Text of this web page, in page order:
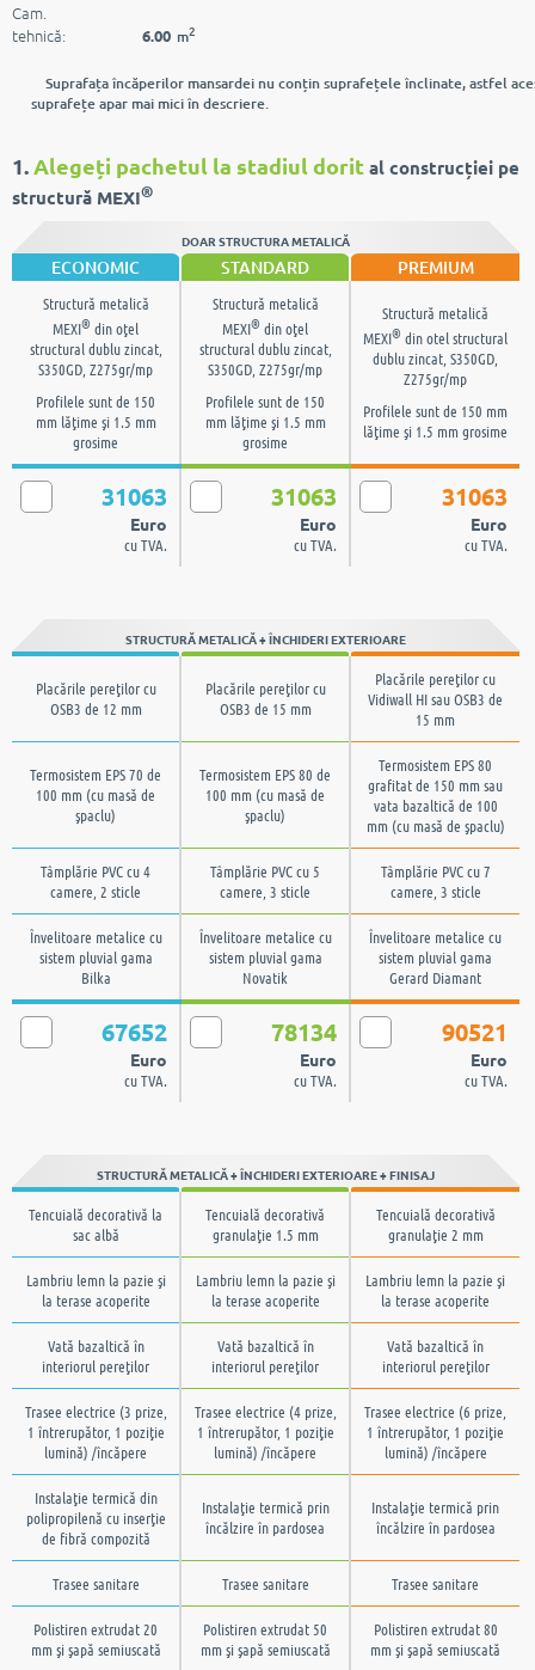
Cam.
tehnică:
6.00 m2
Suprafața încăperilor mansardei nu conțin suprafețele înclinate, astfel
suprafețe apar mai mici în descriere.
1.Alegeți pachetul la stadiul dorit al construcției pe
structură MEXI®
DOAR STRUCTURA METALICĂ
ECONOMIC STANDARD PREMIUM
Structură metalică
MEXI® din oţel
structural dublu zincat,
S350GD, Z275gr/mp
Profilele sunt de 150
mm lăţime şi 1.5 mm
grosime
Structură metalică
MEXI® din oţel
structural dublu zincat,
S350GD, Z275gr/mp
Profilele sunt de 150
mm lăţime şi 1.5 mm
grosime
Structură metalică
MEXI® din otel structural
dublu zincat, S350GD,
Z275gr/mp
Profilele sunt de 150 mm
lăţime şi 1.5 mm grosime
31063
Euro
cu TVA.
31063
Euro
cu TVA.
31063
Euro
cu TVA.
STRUCTURĂ METALICĂ + ÎNCHIDERI EXTERIOARE
Placările pereţilor cu
OSB3 de 12 mm
Placările pereţilor cu
OSB3 de 15 mm
Placările pereţilor cu
Vidiwall HI sau OSB3 de
15 mm
Termosistem EPS 70 de
100 mm (cu masă de
şpaclu)
Termosistem EPS 80 de
100 mm (cu masă de
şpaclu)
Termosistem EPS 80
grafitat de 150 mm sau
vata bazaltică de 100
mm (cu masă de şpaclu)
Tâmplărie PVC cu 4
camere, 2 sticle
Tâmplărie PVC cu 5
camere, 3 sticle
Tâmplărie PVC cu 7
camere, 3 sticle
Învelitoare metalice cu
sistem pluvial gama
Bilka
Învelitoare metalice cu
sistem pluvial gama
Novatik
Învelitoare metalice cu
sistem pluvial gama
Gerard Diamant
67652
Euro
cu TVA.
78134
Euro
cu TVA.
90521
Euro
cu TVA.
STRUCTURĂ METALICĂ + ÎNCHIDERI EXTERIOARE + FINISAJ
Tencuială decorativă la
sac albă
Tencuială decorativă
granulaţie 1.5 mm
Tencuială decorativă
granulaţie 2 mm
Lambriu lemn la pazie şi
la terase acoperite
Lambriu lemn la pazie şi
la terase acoperite
Lambriu lemn la pazie şi
la terase acoperite
Vată bazaltică în
interiorul pereţilor
Vată bazaltică în
interiorul pereţilor
Vată bazaltică în
interiorul pereţilor
Trasee electrice (3 prize,
1 întrerupător, 1 poziţie
lumină) /încăpere
Trasee electrice (4 prize,
1 întrerupător, 1 poziţie
lumină) /încăpere
Trasee electrice (6 prize,
1 întrerupător, 1 poziţie
lumină) /încăpere
Instalaţie termică din
polipropilenă cu inserţie
de fibră compozită
Instalaţie termică prin
încălzire în pardosea
Instalaţie termică prin
încălzire în pardosea
Trasee sanitare Trasee sanitare Trasee sanitare
Polistiren extrudat 20
mm şi şapă semiuscată
Polistiren extrudat 50
mm şi şapă semiuscată
Polistiren extrudat 80
mm şi şapă semiuscată